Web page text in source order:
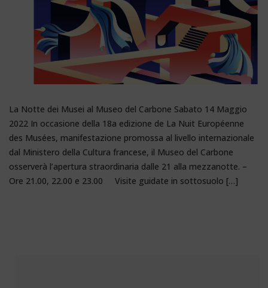
La Notte dei Musei al Museo del Carbone Sabato 14 Maggio
2022 In occasione della 18a edizione de La Nuit Européenne
des Musées, manifestazione promossa al livello internazionale
dal Ministero della Cultura francese, il Museo del Carbone
osserverà l’apertura straordinaria dalle 21 alla mezzanotte. –
Ore 21.00, 22.00 e 23.00 Visite guidate in sottosuolo […]